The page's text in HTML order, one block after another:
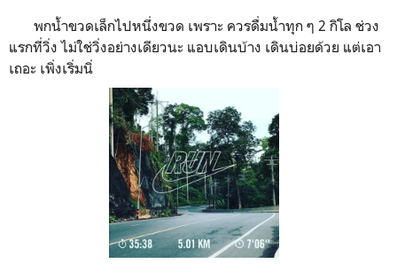
พกน้ำขวดเล็กไปหนึ่งขวด เพราะ ควรดื่มน้ำทุก ๆ 2 กิโล ช่วง
แรกที่วิ่ง ไม่ใช่วิ่งอย่างเดียวนะ แอบเดินบ้าง เดินบ่อยด้วย แต่เอา
เถอะ เพิ่งเริ่มนิ่